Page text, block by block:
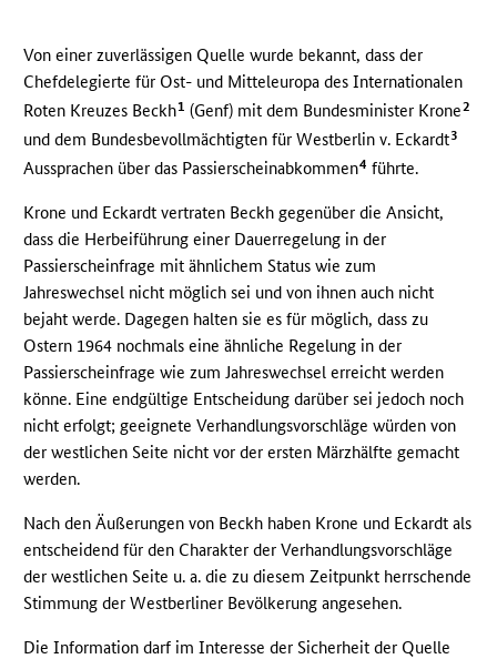
Von einer zuverlässigen Quelle wurde bekannt, dass der
Chefdelegierte für Ost- und Mitteleuropa des Internationalen
Roten Kreuzes Beckh1 (Genf) mit dem Bundesminister Krone2
und dem Bundesbevollmächtigten für Westberlin v. Eckardt3
Aussprachen über das Passierscheinabkommen4 führte.
Krone und Eckardt vertraten Beckh gegenüber die Ansicht,
dass die Herbeiführung einer Dauerregelung in der
Passierscheinfrage mit ähnlichem Status wie zum
Jahreswechsel nicht möglich sei und von ihnen auch nicht
bejaht werde. Dagegen halten sie es für möglich, dass zu
Ostern 1964 nochmals eine ähnliche Regelung in der
Passierscheinfrage wie zum Jahreswechsel erreicht werden
könne. Eine endgültige Entscheidung darüber sei jedoch noch
nicht erfolgt; geeignete Verhandlungsvorschläge würden von
der westlichen Seite nicht vor der ersten Märzhälfte gemacht
werden.
Nach den Äußerungen von Beckh haben Krone und Eckardt als
entscheidend für den Charakter der Verhandlungsvorschläge
der westlichen Seite u. a. die zu diesem Zeitpunkt herrschende
Stimmung der Westberliner Bevölkerung angesehen.
Die Information darf im Interesse der Sicherheit der Quelle